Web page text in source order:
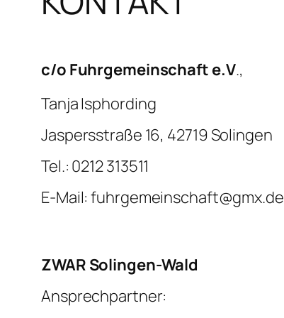
c/o Fuhrgemeinschaft e.V.,
Tanja Isphording
Jaspersstraße 16, 42719 Solingen
Tel.: 0212 313511
E-Mail: fuhrgemeinschaft@gmx.de
ZWAR Solingen-Wald
Ansprechpartner: